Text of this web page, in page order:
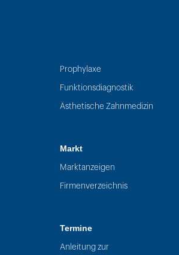
Prophylaxe
Funktionsdiagnostik
Ästhetische Zahnmedizin
Markt
Marktanzeigen
Firmenverzeichnis
Termine
Anleitung zur